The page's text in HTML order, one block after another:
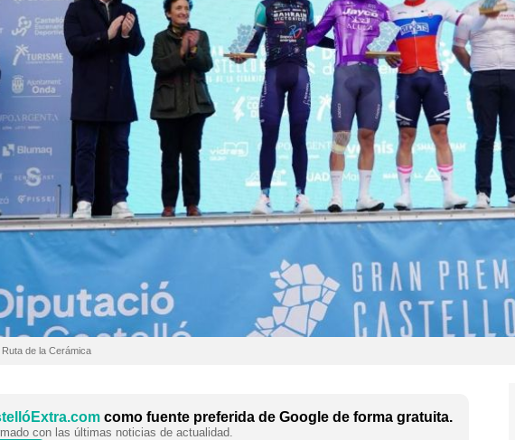
de la Cerámica
como fuente preferida de Google de forma gratuita.
con las últimas noticias de actualidad.